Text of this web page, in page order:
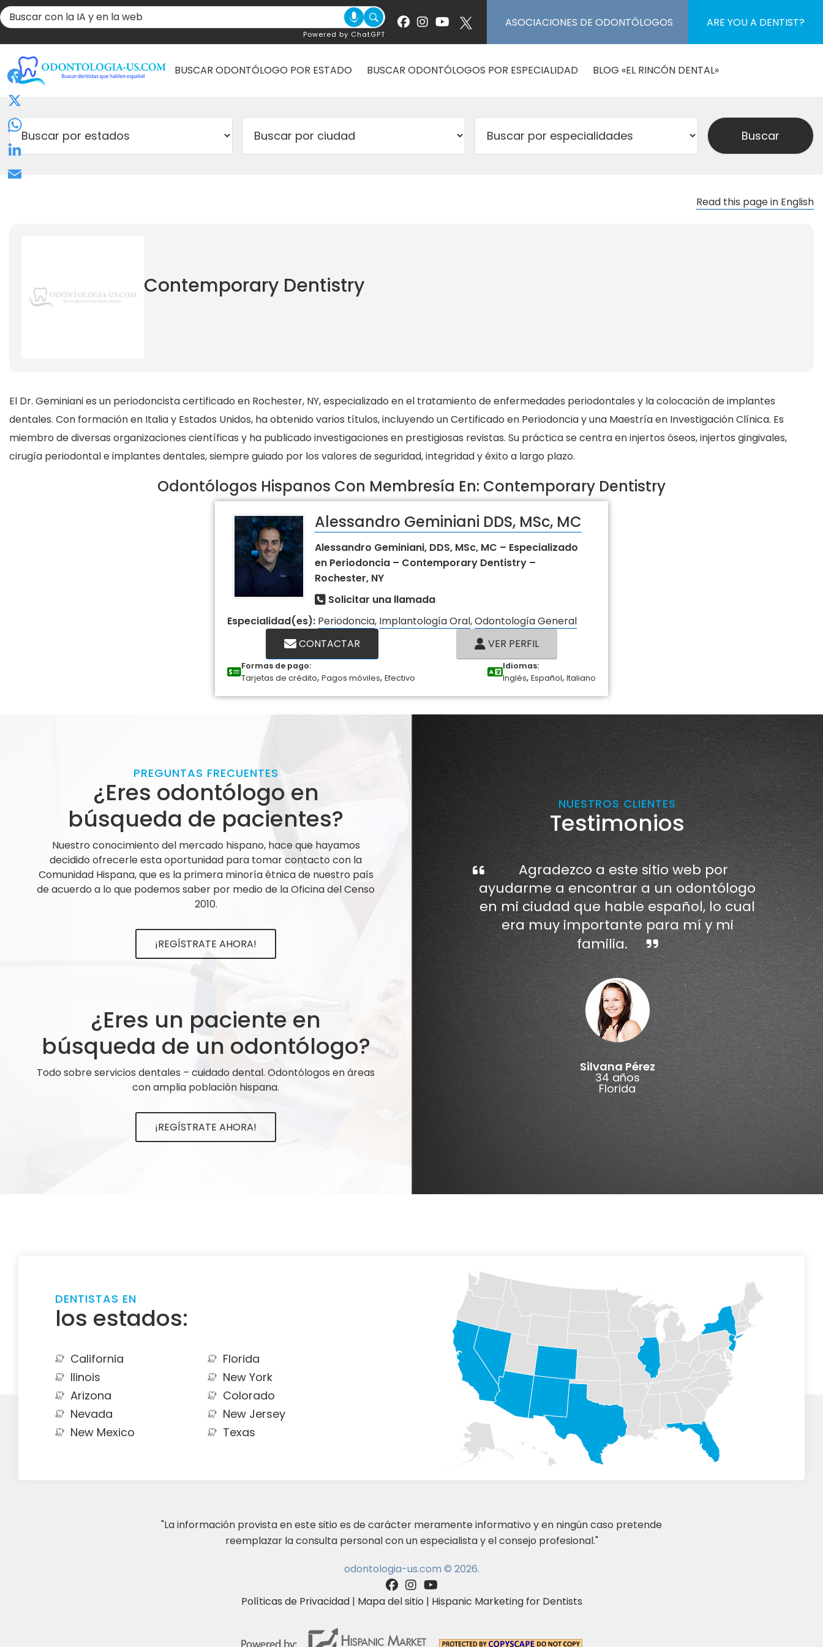
Powered by ChatGPT
ASOCIACIONES DE ODONTÓLOGOS ARE YOU A DENTIST?
BUSCAR ODONTÓLOGO POR ESTADO BUSCAR ODONTÓLOGOS POR ESPECIALIDAD BLOG «EL RINCÓN DENTAL»
Read this page in English
Contemporary Dentistry
El Dr. Geminiani es un periodoncista certificado en Rochester, NY, especializado en el tratamiento de enfermedades periodontales y la colocación de implantes
dentales. Con formación en Italia y Estados Unidos, ha obtenido varios títulos, incluyendo un Certificado en Periodoncia y una Maestría en Investigación Clínica. Es
miembro de diversas organizaciones científicas y ha publicado investigaciones en prestigiosas revistas. Su práctica se centra en injertos óseos, injertos gingivales,
cirugía periodontal e implantes dentales, siempre guiado por los valores de seguridad, integridad y éxito a largo plazo.
Odontólogos Hispanos Con Membresía En: Contemporary Dentistry
Alessandro Geminiani DDS, MSc, MC
Alessandro Geminiani, DDS, MSc, MC – Especializado
en Periodoncia – Contemporary Dentistry –
Rochester, NY
Solicitar una llamada
Especialidad(es): Periodoncia, Implantología Oral,Odontología General
CONTACTAR
VER PERFIL
Formas de pago:
Tarjetas de crédito, Pagos móviles, Efectivo
Idiomas:
Inglés, Español, Italiano
PREGUNTAS FRECUENTES
¿Eres odontólogo en
búsqueda de pacientes?
Nuestro conocimiento del mercado hispano, hace que hayamos
decidido ofrecerle esta oportunidad para tomar contacto con la
Comunidad Hispana, que es la primera minoría étnica de nuestro país
de acuerdo a lo que podemos saber por medio de la Oficina del Censo
2010.
¡REGÍSTRATE AHORA!
¿Eres un paciente en
búsqueda de un odontólogo?
Todo sobre servicios dentales – cuidado dental. Odontólogos en áreas
con amplia población hispana.
¡REGÍSTRATE AHORA!
NUESTROS CLIENTES
Testimonios
Agradezco a este sitio web por
ayudarme a encontrar a un odontólogo
en mi ciudad que hable español, lo cual
era muy importante para mí y mi
familia.
Silvana Pérez
34 años
Florida
DENTISTAS EN
los estados:
California
Florida
Ilinois
New York
Arizona
Colorado
Nevada
New Jersey
New Mexico
Texas
"La información provista en este sitio es de carácter meramente informativo y en ningún caso pretende
reemplazar la consulta personal con un especialista y el consejo profesional."
odontologia-us.com © 2026.
Políticas de Privacidad| Mapa del sitio | Hispanic Marketing for Dentists
Facebook
X
WhatsApp
LinkedIn